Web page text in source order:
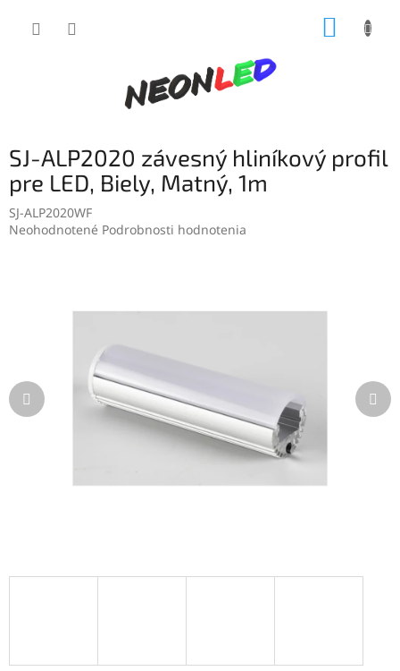
SJ-ALP2020 závesný hliníkový profil
pre LED, Biely, Matný, 1m
SJ-ALP2020WF
Priemerné
Neohodnotené Podrobnosti hodnotenia